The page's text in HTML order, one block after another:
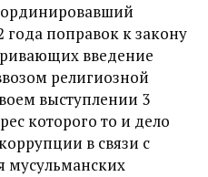
года поправок к закону
введение
религиозной
выступлении 3
которого то и дело
в связи с
мусульманских